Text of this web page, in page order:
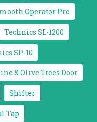
Operator Pro
Technics SL-1200
SP-10
& Olive Trees Door
Shifter
Tap